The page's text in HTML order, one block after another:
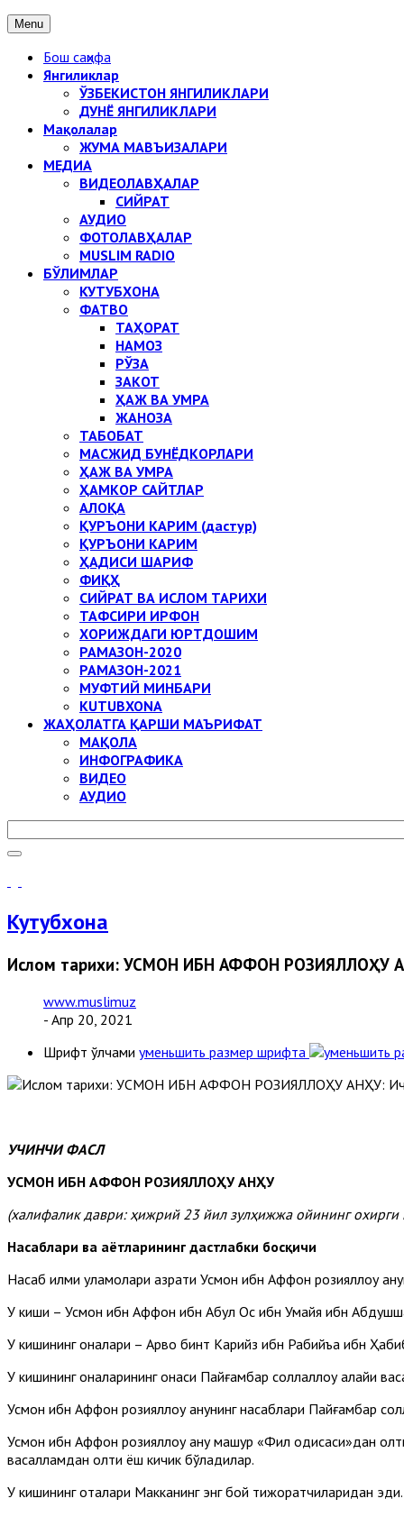
Menu
Бош саҳифа
Янгиликлар
ЎЗБЕКИСТОН ЯНГИЛИКЛАРИ
ДУНЁ ЯНГИЛИКЛАРИ
Мақолалар
ЖУМА МАВЪИЗАЛАРИ
МЕДИА
ВИДЕОЛАВҲАЛАР
СИЙРАТ
АУДИО
ФОТОЛАВҲАЛАР
MUSLIM RADIO
БЎЛИМЛАР
КУТУБХОНА
ФАТВО
ТАҲОРАТ
НАМОЗ
РЎЗА
ЗАКОТ
ҲАЖ ВА УМРА
ЖАНОЗА
ТАБОБАТ
МАСЖИД БУНЁДКОРЛАРИ
ҲАЖ ВА УМРА
ҲАМКОР САЙТЛАР
АЛОҚА
ҚУРЪОНИ КАРИМ (дастур)
ҚУРЪОНИ КАРИМ
ҲАДИСИ ШАРИФ
ФИҚҲ
СИЙРАТ ВА ИСЛОМ ТАРИХИ
ТАФСИРИ ИРФОН
ХОРИЖДАГИ ЮРТДОШИМ
РАМАЗОН-2020
РАМАЗОН-2021
МУФТИЙ МИНБАРИ
KUTUBXONA
ЖАҲОЛАТГА ҚАРШИ МАЪРИФАТ
МАҚОЛА
ИНФОГРАФИКА
ВИДЕО
АУДИО
Кутубхона
Ислом тарихи: УСМОН ИБН АФФОН РОЗИЯЛЛОҲУ
www.muslimuz
- Апр 20, 2021
Шрифт ўлчами уменьшить размер шрифта
УЧИНЧИ ФАСЛ
УСМОН ИБН АФФОН РОЗИЯЛЛОҲУ АНҲУ
(халифалик даври: ҳижрий 23 йил зулҳижжа ойининг
Насаблари ва ҳаётларининг дастлабки босқичи
Насаб илми уламолари ҳазрати Усмон ибн Аффон розияллоҳу
У киши – Усмон ибн Аффон ибн Абул Ос ибн Умайя ибн
У кишининг оналари – Арво бинт Карийз ибн Рабийъа ибн
У кишининг оналарининг онаси Пайғамбар соллаллоҳу алайҳи
Усмон ибн Аффон розияллоҳу анҳунинг насаблари Пайғамбар
Усмон ибн Аффон розияллоҳу анҳу машҳур «Фил ҳодисаси»дан
васалламдан олти ёш кичик бўладилар.
У кишининг оталари Макканинг энг бой тижоратчиларидан